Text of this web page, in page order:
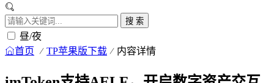
搜 索
昼/夜
首页 TP苹果版下载 内容详情